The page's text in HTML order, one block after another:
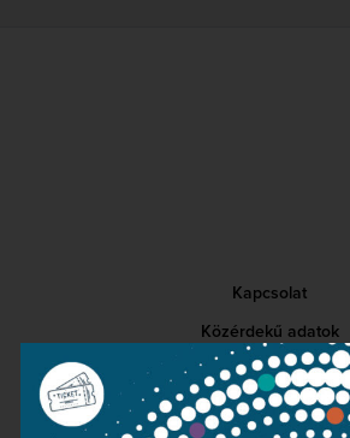
Kapcsolat
Közérdekű adatok
Sajtószoba
Adatvédelem